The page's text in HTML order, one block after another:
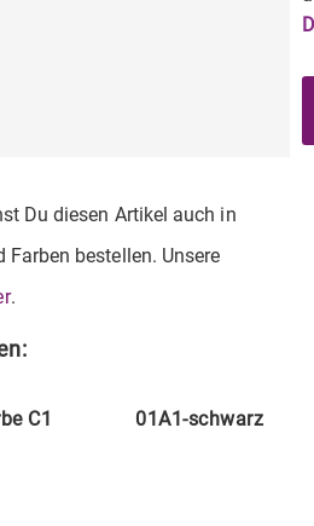
Du diesen Artikel auch in
bestellen. Unsere
.
C1 01A1-schwarz